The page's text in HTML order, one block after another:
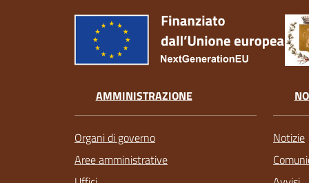
AMMINISTRAZIONE
Organi di governo
Aree amministrative
Notizie